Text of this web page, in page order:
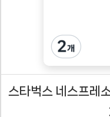
스타벅스 네스프레